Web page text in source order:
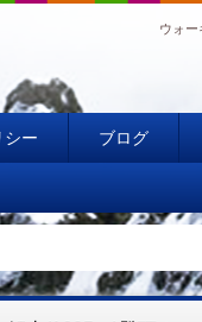
ウォー
シー ブログ